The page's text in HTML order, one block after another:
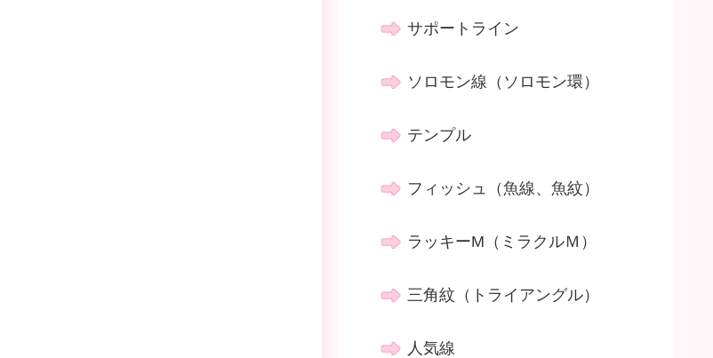
サポートライン
ソロモン線（ソロモン環）
テンプル
フィッシュ（魚線、魚紋）
ラッキーM（ミラクルＭ）
三角紋（トライアングル）
人気線